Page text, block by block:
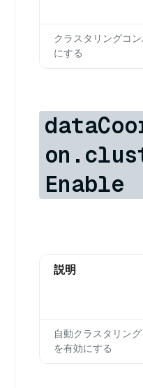
クラスタリングコ
にする
Enable
説明
自動クラスタリン
を有効にする